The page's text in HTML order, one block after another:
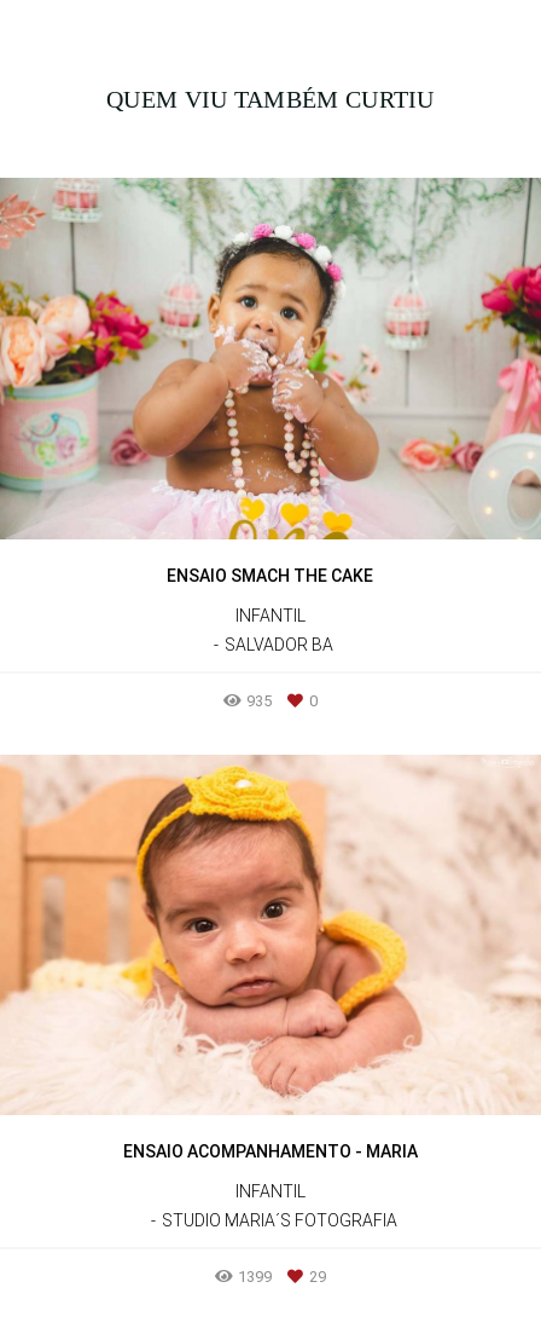
QUEM VIU TAMBÉM CURTIU
ENSAIO SMACH THE CAKE
INFANTIL
SALVADOR BA
935 0
ENSAIO ACOMPANHAMENTO - MARIA
INFANTIL
STUDIO MARIA´S FOTOGRAFIA
1399 29